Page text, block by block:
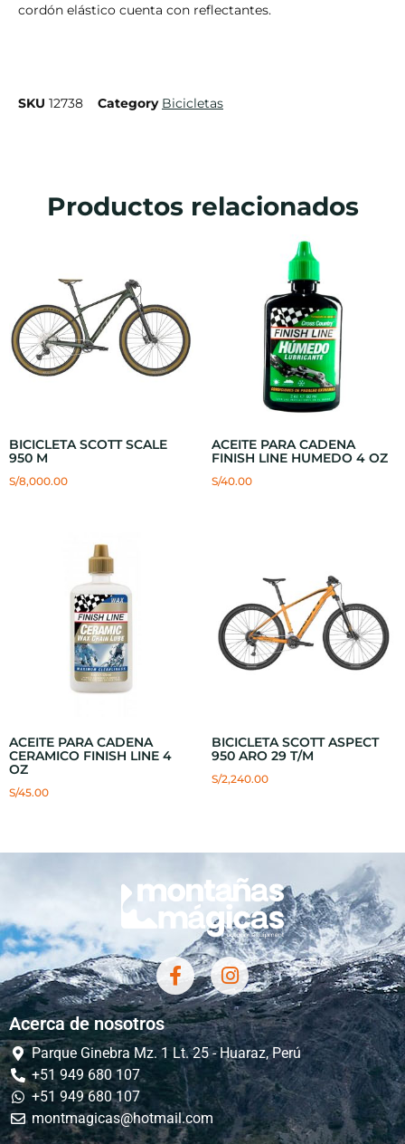
cordón elástico cuenta con reflectantes.
SKU 12738 Category Bicicletas
Productos relacionados
BICICLETA SCOTT SCALE
950 M
S/8,000.00
ACEITE PARA CADENA
FINISH LINE HUMEDO 4 OZ
S/40.00
ACEITE PARA CADENA
CERAMICO FINISH LINE 4
OZ
S/45.00
BICICLETA SCOTT ASPECT
950 ARO 29 T/M
S/2,240.00
Acerca de nosotros
Parque Ginebra Mz. 1 Lt. 25 - Huaraz, Perú
+51 949 680 107
+51 949 680 107
montmagicas@hotmail.com